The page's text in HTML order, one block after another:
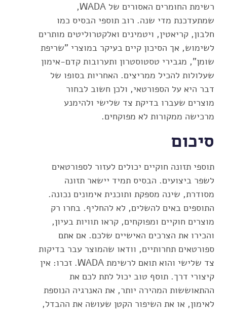
רשימת החומרים האסורים של WADA,
שמתעדכנת מדי שנה. רוב תוספי הבסיס כמו
חלבון, קריאטין, ויטמינים ואלקטרוליטים מותרים
לשימוש, אך הסיכון קיים בעיקר במוצרי "שריפת
שומן", מגבירי טסטוסטרון ותערובות קדם-אימון
שעלולות להכיל ממריצים. האחריות בסופו של
דבר היא על הספורטאי, ולכן חשוב לבחור
מוצרים שעברו בדיקת צד שלישי ולהימנע
מרכישה ממקורות לא מפוקחים.
סיכום
תוספי תזונה חוקיים יכולים לעזור לספורטאים
לשפר ביצועים. הבסיס תמיד יישאר תזונה
מסודרת, שינה מספקת ותוכנית אימונים נכונה.
התוספים באים להשלים, לא להחליף. בחרו רק
מוצרים חוקיים ומפוקחים, קראו תוויות בעיון,
והכירו את הצרכים האישיים שלכם. אם אתם
ספורטאים תחרותיים, וודאו שהמוצר עבר בדיקות
צד שלישי והוא תואם לרשימת WADA. זכרו: אין
קיצורי דרך. תוסף טוב יכול לתת לכם את
ההתאוששות המהירה יותר, את האנרגיה הנוספת
לאימון, או את השיפור הקטן שעושה את ההבדל,